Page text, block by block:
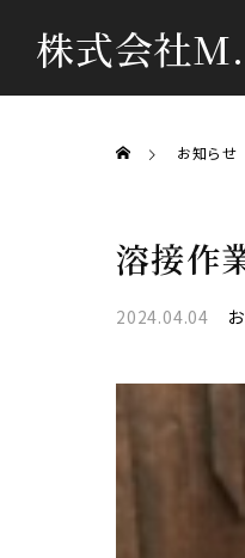
株式会社
お知らせ
溶接作
2024.04.04